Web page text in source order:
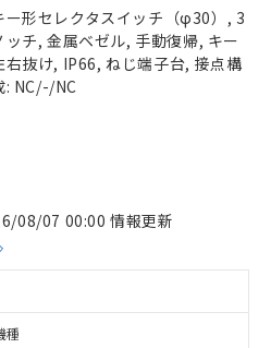
ー形セレクタスイッチ（φ30）, 3
ッチ, 金属ベゼル, 手動復帰, キー
右抜け, IP66, ねじ端子台, 接点構
: NC/-/NC
08/07 00:00 情報更新
種